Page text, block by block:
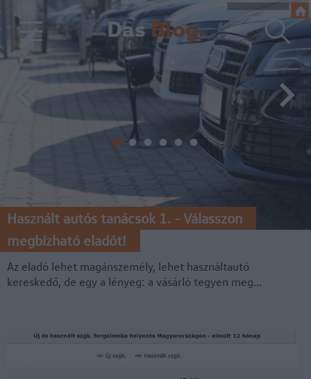
DasBlog.
Használt autós tanácsok 1. - Válasszon
megbízható eladót!
Az eladó lehet magánszemély, lehet használtautó
kereskedő, de egy a lényeg: a vásárló tegyen meg...